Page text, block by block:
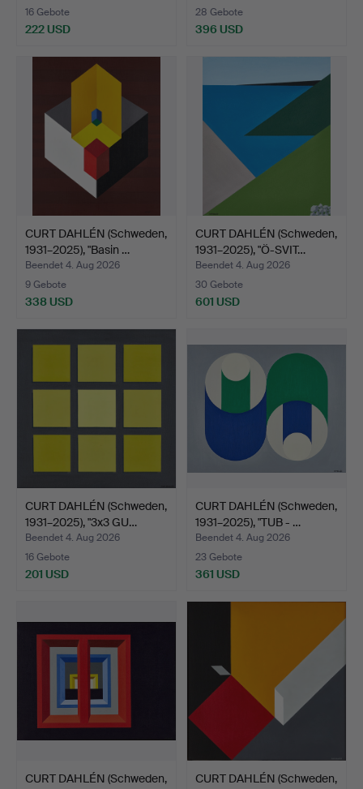
16 Gebote
222 USD
28 Gebote
396 USD
CURT DAHLÉN (Schweden,
1931–2025), "Basin …
Beendet 4. Aug 2026
9 Gebote
338 USD
CURT DAHLÉN (Schweden,
1931–2025), "Ö-SVIT…
Beendet 4. Aug 2026
30 Gebote
601 USD
CURT DAHLÉN (Schweden,
1931–2025), "3x3 GU…
Beendet 4. Aug 2026
16 Gebote
201 USD
CURT DAHLÉN (Schweden,
1931–2025), "TUB - …
Beendet 4. Aug 2026
23 Gebote
361 USD
CURT DAHLÉN (Schweden,
CURT DAHLÉN (Schweden,